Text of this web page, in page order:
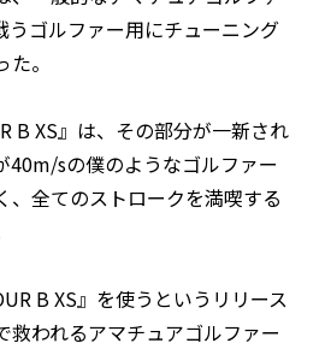
うゴルファー用にチューニング
。
B XS』は、その部分が一新され
40m/sの僕のようなゴルファー
、全てのストロークを満喫する
B XS』を使うというリリース
救われるアマチュアゴルファー